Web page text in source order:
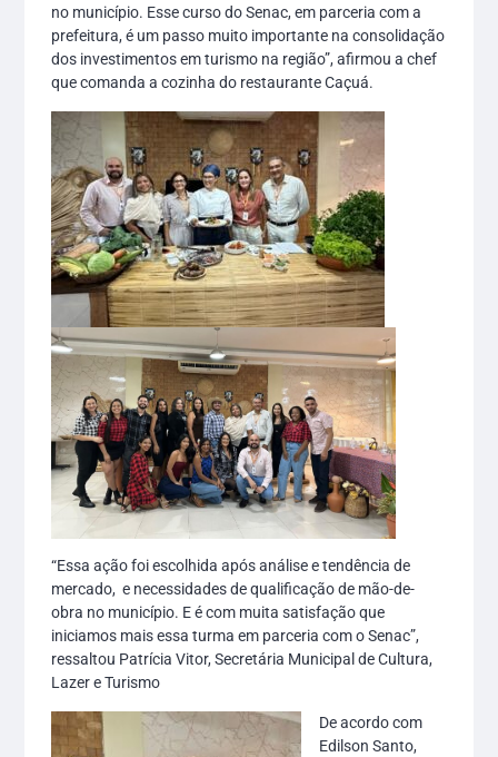
no município. Esse curso do Senac, em parceria com a
prefeitura, é um passo muito importante na consolidação
dos investimentos em turismo na região”, afirmou a chef
que comanda a cozinha do restaurante Caçuá.
“Essa ação foi escolhida após análise e tendência de
mercado, e necessidades de qualificação de mão-de-
obra no município. E é com muita satisfação que
iniciamos mais essa turma em parceria com o Senac”,
ressaltou Patrícia Vitor, Secretária Municipal de Cultura,
Lazer e Turismo
De acordo com
Edilson Santo,